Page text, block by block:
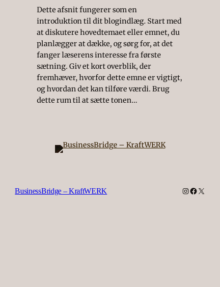
Dette afsnit fungerer som en
introduktion til dit blogindlæg. Start med
at diskutere hovedtemaet eller emnet, du
planlægger at dække, og sørg for, at det
fanger læserens interesse fra første
sætning. Giv et kort overblik, der
fremhæver, hvorfor dette emne er vigtigt,
og hvordan det kan tilføre værdi. Brug
dette rum til at sætte tonen…
BusinessBridge – KraftWERK X